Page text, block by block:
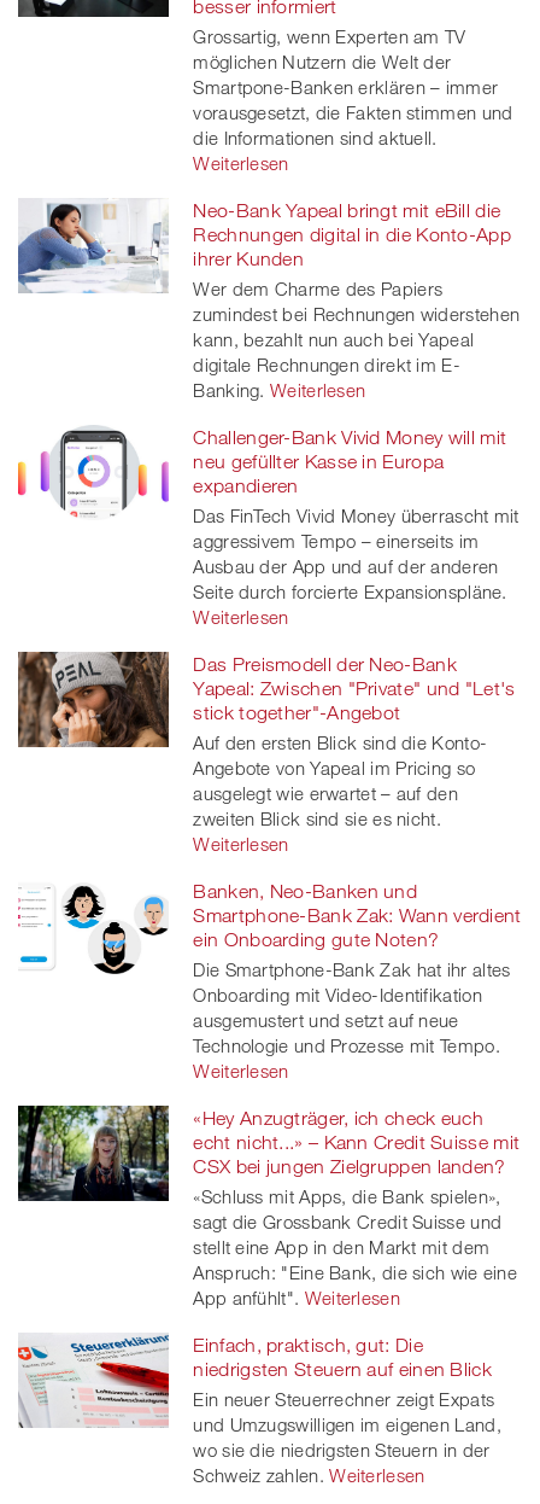
besser informiert
Grossartig, wenn Experten am TV
möglichen Nutzern die Welt der
Smartpone-Banken erklären – immer
vorausgesetzt, die Fakten stimmen und
die Informationen sind aktuell.
Weiterlesen
Neo-Bank Yapeal bringt mit eBill die
Rechnungen digital in die Konto-App
ihrer Kunden
Wer dem Charme des Papiers
zumindest bei Rechnungen widerstehen
kann, bezahlt nun auch bei Yapeal
digitale Rechnungen direkt im E-
Banking.Weiterlesen
Challenger-Bank Vivid Money will mit
neu gefüllter Kasse in Europa
expandieren
Das FinTech Vivid Money überrascht mit
aggressivem Tempo – einerseits im
Ausbau der App und auf der anderen
Seite durch forcierte Expansionspläne.
Weiterlesen
Das Preismodell der Neo-Bank
Yapeal: Zwischen "Private" und "Let's
stick together"-Angebot
Auf den ersten Blick sind die Konto-
Angebote von Yapeal im Pricing so
ausgelegt wie erwartet – auf den
zweiten Blick sind sie es nicht.
Weiterlesen
Banken, Neo-Banken und
Smartphone-Bank Zak: Wann verdient
ein Onboarding gute Noten?
Die Smartphone-Bank Zak hat ihr altes
Onboarding mit Video-Identifikation
ausgemustert und setzt auf neue
Technologie und Prozesse mit Tempo.
Weiterlesen
«Hey Anzugträger, ich check euch
echt nicht...» – Kann Credit Suisse mit
CSX bei jungen Zielgruppen landen?
«Schluss mit Apps, die Bank spielen»,
sagt die Grossbank Credit Suisse und
stellt eine App in den Markt mit dem
Anspruch: "Eine Bank, die sich wie eine
App anfühlt". Weiterlesen
Einfach, praktisch, gut: Die
niedrigsten Steuern auf einen Blick
Ein neuer Steuerrechner zeigt Expats
und Umzugswilligen im eigenen Land,
wo sie die niedrigsten Steuern in der
Schweiz zahlen. Weiterlesen